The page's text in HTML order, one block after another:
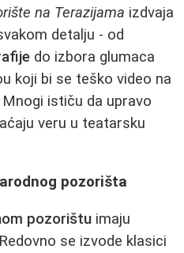
na Terazijama izdvaja
detalju - od
do izbora glumaca
koji bi se teško video na
ističu da upravo
veru u teatarsku
pozorišta
pozorištu imaju
se izvode klasici